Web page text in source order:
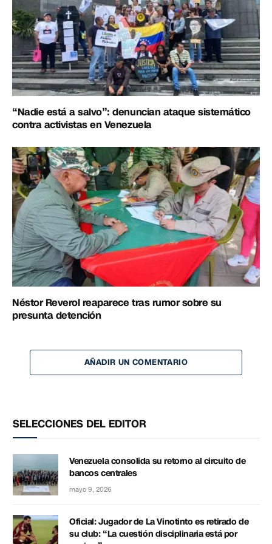
“Nadie está a salvo”: denuncian ataque sistemático
contra activistas en Venezuela
Néstor Reverol reaparece tras rumor sobre su
presunta detención
AÑADIR UN COMENTARIO
SELECCIONES DEL EDITOR
Venezuela consolida su retorno al circuito de
bancos centrales
mayo 9, 2026
Oficial: Jugador de La Vinotinto es retirado de
su club: “La cuestión disciplinaria está por